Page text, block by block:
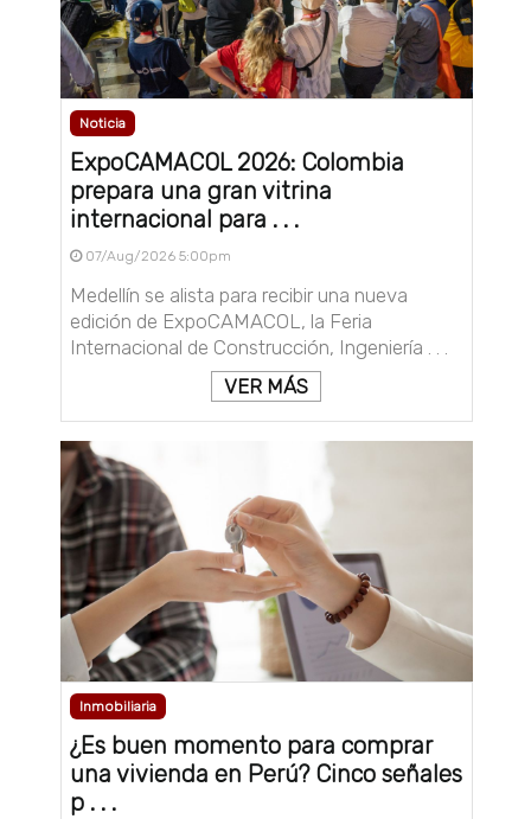
Noticia
ExpoCAMACOL 2026: Colombia
prepara una gran vitrina
internacional para . . .
07/Aug/2026 5:00pm
Medellín se alista para recibir una nueva
edición de ExpoCAMACOL, la Feria
Internacional de Construcción, Ingeniería . . .
VER MÁS
Inmobiliaria
¿Es buen momento para comprar
una vivienda en Perú? Cinco señales
p . . .